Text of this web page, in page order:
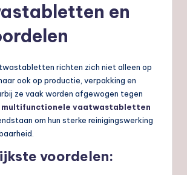
en
richten zich niet alleen op
ook op productie, verpakking en
ze vaak worden afgewogen tegen
multifunctionele vaatwastabletten
om hun sterke reinigingswerking
voordelen: